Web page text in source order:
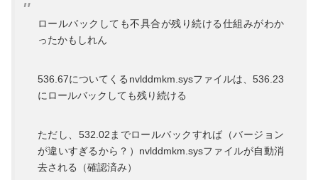
ロールバックしても不具合が残り続ける仕組みがわか
ったかもしれん
536.67についてくるnvlddmkm.sysファイルは、536.23
にロールバックしても残り続ける
ただし、532.02までロールバックすれば（バージョン
が違いすぎるから？）nvlddmkm.sysファイルが自動消
去される（確認済み）